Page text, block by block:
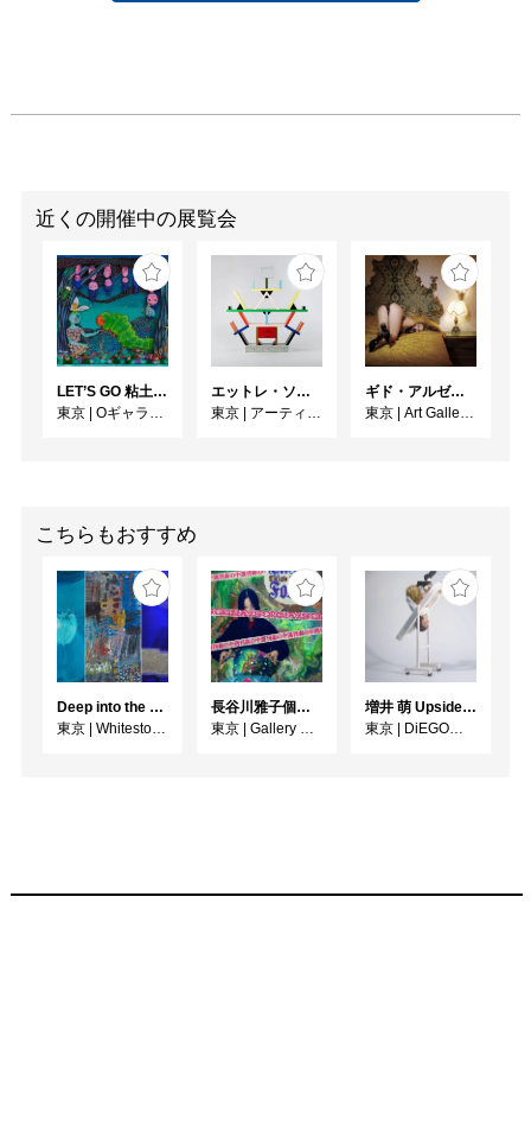
近くの開催中の展覧会
LET’S GO 粘土（クレイ）ジ−
東京
Oギャラリー
エットレ・ソットサス —魔法がはじまるとき、デザインは生まれる
東京
アーティゾン美術館
ギド・アルゼンチーニ写真展 『女性的宇宙』
東京
Art Gallery M84
こちらもおすすめ
Deep into the Blue―蒼の深層へ：木梨アイネ、名坂千吉郎、猪熊克芳
東京
Whitestone Gallery
長谷川雅子個展「終わりなき森の美術館」
東京
Gallery MUMON
増井 萌 Upside-Down
東京
DiEGO表参道